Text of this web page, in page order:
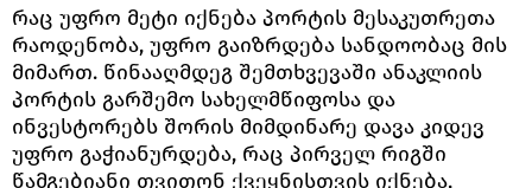
რაც უფრო მეტი იქნება პორტის მესაკუთრეთა
რაოდენობა, უფრო გაიზრდება სანდოობაც მის
მიმართ. წინააღმდეგ შემთხვევაში ანაკლიის
პორტის გარშემო სახელმწიფოსა და
ინვესტორებს შორის მიმდინარე დავა კიდევ
უფრო გაჭიანურდება, რაც პირველ რიგში
წამგებიანი თვითონ ქვეყნისთვის იქნება,